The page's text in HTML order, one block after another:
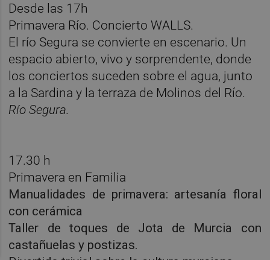
Desde las 17h
Primavera Río. Concierto WALLS.
El río Segura se convierte en escenario. Un
espacio abierto, vivo y sorprendente, donde
los conciertos suceden sobre el agua, junto
a la Sardina y la terraza de Molinos del Río.
Río Segura.
17.30 h
Primavera en Familia
Manualidades de primavera: artesanía floral
con cerámica
Taller de toques de Jota de Murcia con
castañuelas y postizas.